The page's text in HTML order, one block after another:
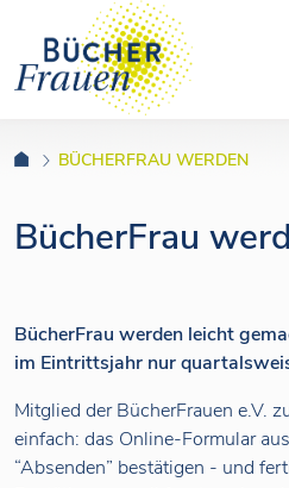
BÜCHERFRAU WERDEN
BücherFrau
BücherFrau werden leicht
im Eintrittsjahr nur
Mitglied der BücherFrauen e.V.
einfach: das Online-Formular
“Absenden” bestätigen - und